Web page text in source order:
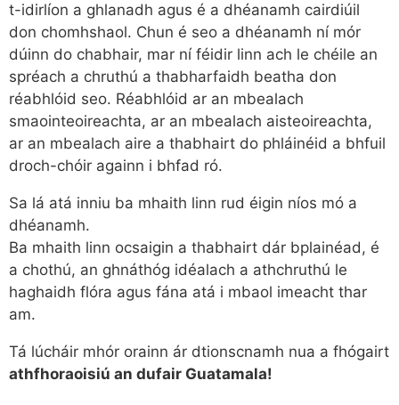
t-idirlíon a ghlanadh agus é a dhéanamh cairdiúil
don chomhshaol. Chun é seo a dhéanamh ní mór
dúinn do chabhair, mar ní féidir linn ach le chéile an
spréach a chruthú a thabharfaidh beatha don
réabhlóid seo. Réabhlóid ar an mbealach
smaointeoireachta, ar an mbealach aisteoireachta,
ar an mbealach aire a thabhairt do phláinéid a bhfuil
droch-chóir againn i bhfad ró.
Sa lá atá inniu ba mhaith linn rud éigin níos mó a
dhéanamh.
Ba mhaith linn ocsaigin a thabhairt dár bplainéad, é
a chothú, an ghnáthóg idéalach a athchruthú le
haghaidh flóra agus fána atá i mbaol imeacht thar
am.
Tá lúcháir mhór orainn ár dtionscnamh nua a fhógairt
athfhoraoisiú an dufair Guatamala!